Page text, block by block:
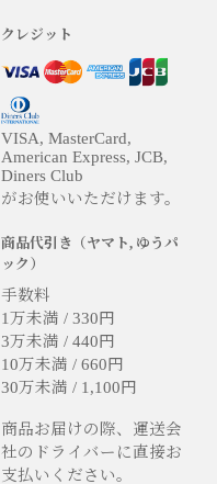
クレジット
VISA, MasterCard,
American Express, JCB,
Diners Club
がお使いいただけます。
商品代引き（ヤマト, ゆうパ
ック）
手数料
1万未満 / 330円
3万未満 / 440円
10万未満 / 660円
30万未満 / 1,100円
商品お届けの際、運送会
社のドライバーに直接お
支払いください。